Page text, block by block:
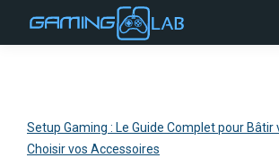
Setup Gaming : Le Guide Complet pour Bâtir
Choisir vos Accessoires